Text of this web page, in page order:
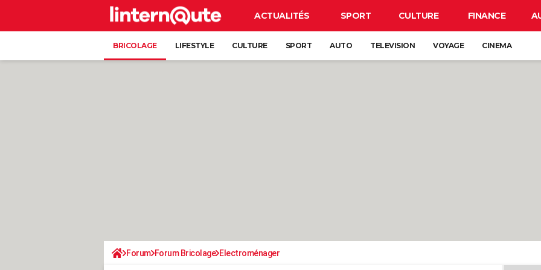
ACTUALITÉS SPORT CULTURE FINANCE
BRICOLAGE LIFESTYLE CULTURE SPORT AUTO TELEVISION VOYAGE CINEMA
Forum Forum Bricolage Electroménager